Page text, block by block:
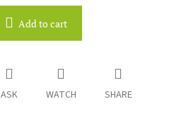
Add to cart
ASK WATCH SHARE